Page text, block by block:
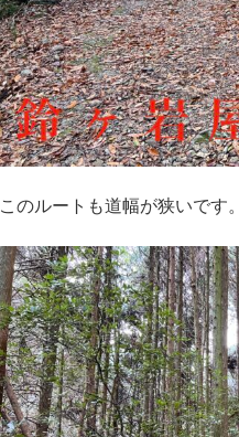
このルートも道幅が狭いです。